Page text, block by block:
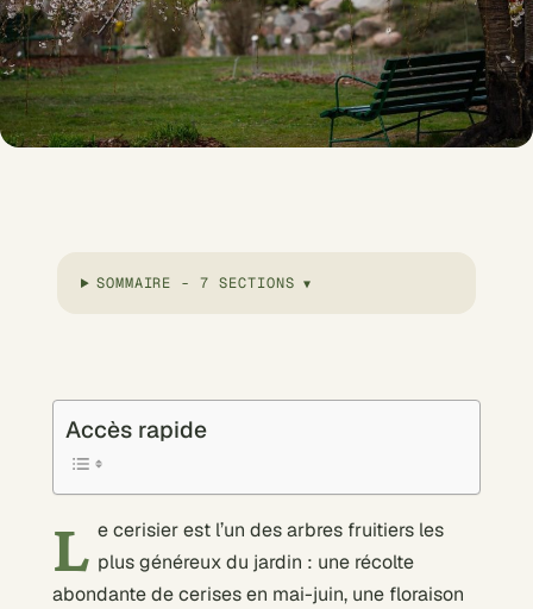
SOMMAIRE - 7 SECTIONS
Accès rapide
L e cerisier est l’un des arbres fruitiers les
plus généreux du jardin : une récolte
abondante de cerises en mai-juin, une floraison